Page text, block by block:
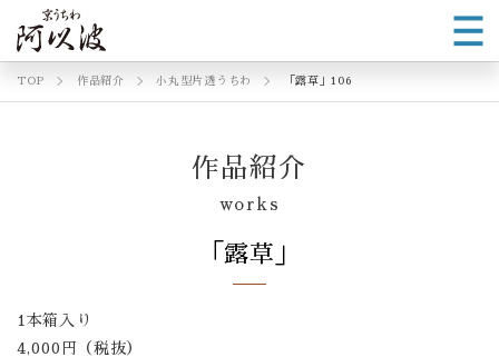
TOP 作品紹介 小丸型片透うちわ 「露草」106
作品紹介
works
「露草」
1本箱入り
4,000円（税抜）